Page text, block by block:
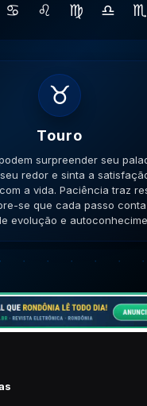
♋ ♌ ♍ ♎ ♏
♊
Gemeos
podem surgir em lugares
seu ponto forte; use-a
criativa. A versatilidade
se que cada passo
evolução e